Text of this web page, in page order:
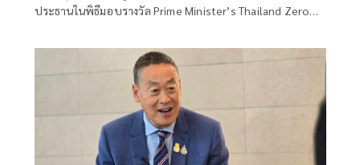
ประธานในพิธีมอบรางวัล Prime Minister’s Thailand Zero
นายเศรษฐา ทวีสิน อดีตนายกรัฐมนตรี เข้ารับรางวัลเกียรติยศ
เพื่อยกย่องเชิดชูเกียรติ ในฐานะผู้ริเริ่มผลักดันโครงการ
Thailand Zero Dropout ให้เป็นวาระแห่งชาติ คืนโอกาสและ
อนาคตให้เด็กและเยาวชนนอกระบบการศึกษาไทย